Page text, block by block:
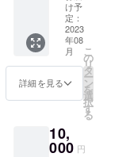
ご用意
があり
ますが
お選び
いただ
ん！届
いてか
み！ ②
オープ
amでも
掲載い
たしま
す。 載
せたい
お名前
を備考
い。 (匿
名・会
円分
(500円
分×20
枚) ご利
用期
間：
2023年
9月～
2024年
で 他
のサー
け予
定：
2023
年08
月
詳細を見る
こ
の
リ
タ
ー
ン
を
選
択
す
る
10,
000 円